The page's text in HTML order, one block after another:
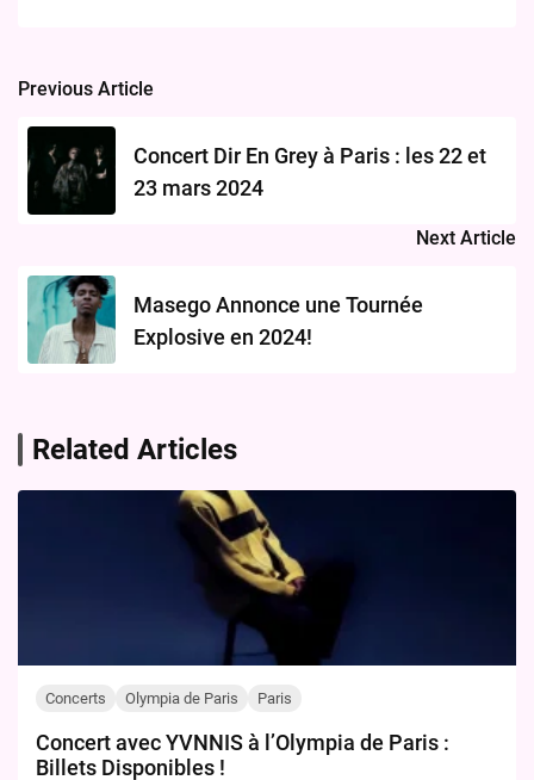
Post
navigation
Previous Article
Concert Dir En Grey à Paris : les 22 et
23 mars 2024
Next Article
Masego Annonce une Tournée
Explosive en 2024!
Related Articles
Concerts Olympia de Paris Paris
Concert avec YVNNIS à l’Olympia de Paris :
Billets Disponibles !